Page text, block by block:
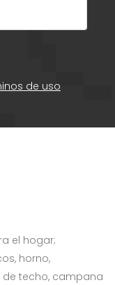
de uso
el hogar;
horno,
techo, campana